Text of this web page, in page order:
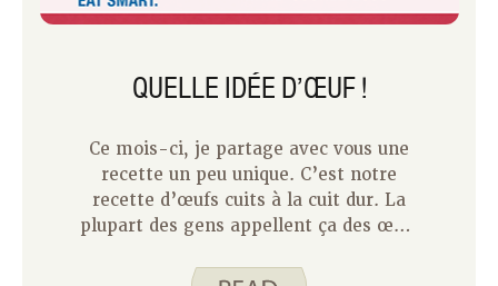
QUELLE IDÉE D’ŒUF !
Ce mois-ci, je partage avec vous une
recette un peu unique. C’est notre
recette d’œufs cuits à la cuit dur. La
plupart des gens appellent ça des œufs
travailler avec Spend Smart. Mangez